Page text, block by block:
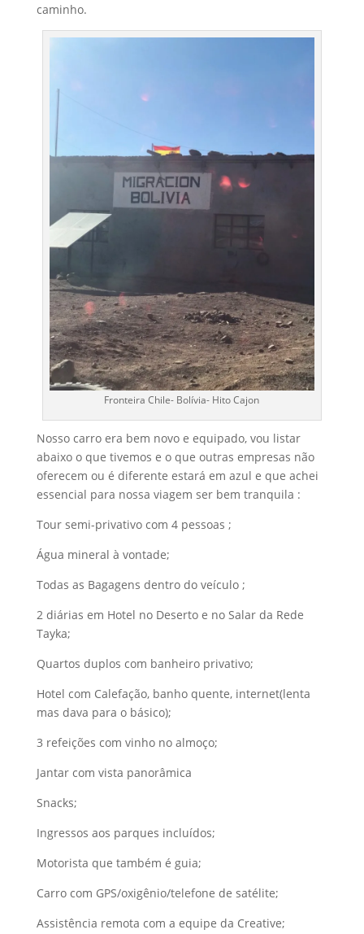
caminho.
Fronteira Chile- Bolívia- Hito Cajon
Nosso carro era bem novo e equipado, vou listar
abaixo o que tivemos e o que outras empresas não
oferecem ou é diferente estará em azul e que achei
essencial para nossa viagem ser bem tranquila :
Tour semi-privativo com 4 pessoas ;
Água mineral à vontade;
Todas as Bagagens dentro do veículo ;
2 diárias em Hotel no Deserto e no Salar da Rede
Tayka;
Quartos duplos com banheiro privativo;
Hotel com Calefação, banho quente, internet(lenta
mas dava para o básico);
3 refeições com vinho no almoço;
Jantar com vista panorâmica
Snacks;
Ingressos aos parques incluídos;
Motorista que também é guia;
Carro com GPS/oxigênio/telefone de satélite;
Assistência remota com a equipe da Creative;